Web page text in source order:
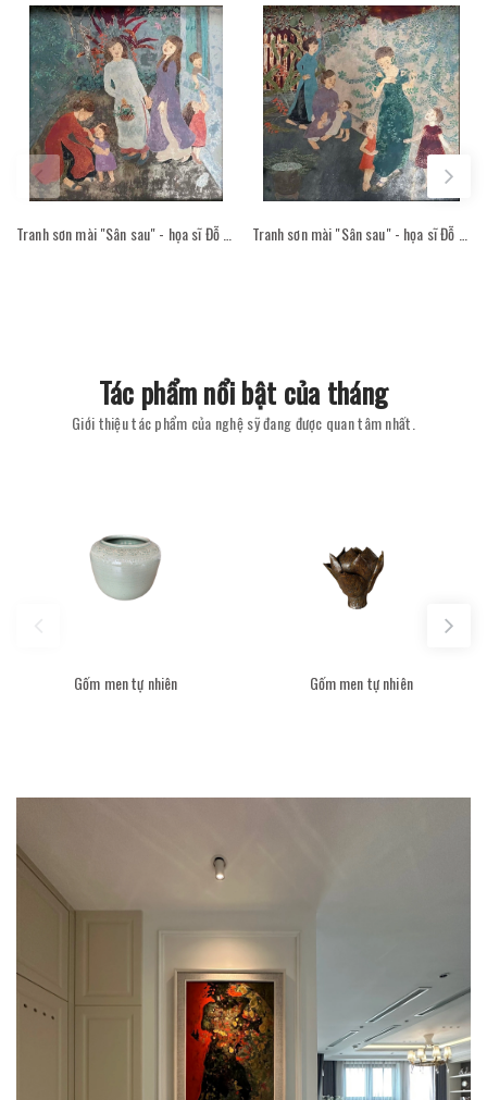
Tác phẩm nổi bật của tháng
Giới thiệu tác phẩm của nghệ sỹ đang được quan tâm nhất.
Gốm men tự nhiên Gốm men tự nhiên